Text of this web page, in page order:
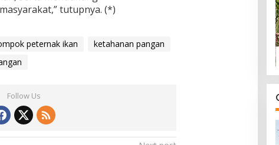
tutupnya. (*)
peternak ikan
ketahanan pangan
Follow Us